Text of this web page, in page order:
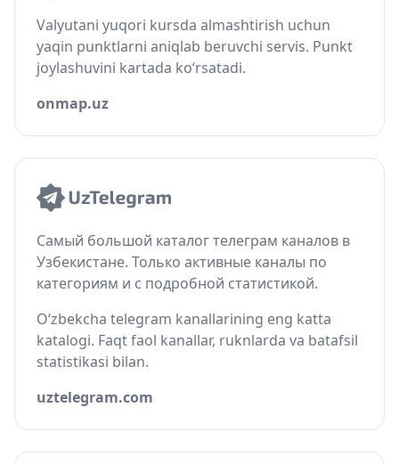
Valyutani yuqori kursda almashtirish uchun
yaqin punktlarni aniqlab beruvchi servis. Punkt
joylashuvini kartada ko‘rsatadi.
onmap.uz
Самый большой каталог телеграм каналов в
Узбекистане. Только активные каналы по
категориям и с подробной статистикой.
O‘zbekcha telegram kanallarining eng katta
katalogi. Faqt faol kanallar, ruknlarda va batafsil
statistikasi bilan.
uztelegram.com